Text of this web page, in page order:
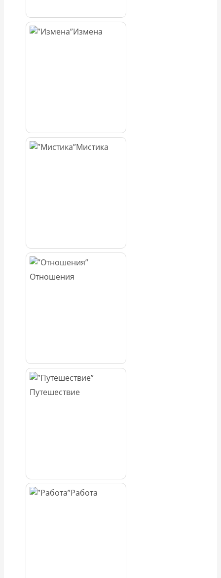
Измена
Мистика
Отношения
Путешествие
Работа